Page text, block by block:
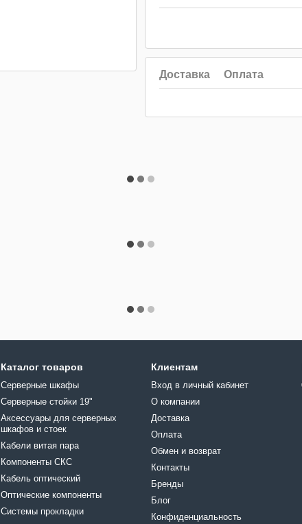
Доставка Оплата
Каталог товаров
Серверные шкафы
Серверные стойки 19"
Аксессуары для серверных
шкафов и стоек
Кабели витая пара
Компоненты СКС
Кабель оптический
Оптические компоненты
Системы прокладки
Клиентам
Вход в личный кабинет
О компании
Доставка
Оплата
Обмен и возврат
Контакты
Бренды
Блог
Конфиденциальность